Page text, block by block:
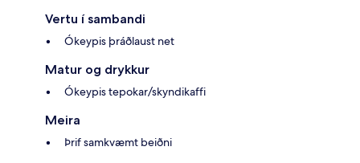
Vertu í sambandi
Ókeypis þráðlaust net
Matur og drykkur
Ókeypis tepokar/skyndikaffi
Meira
Þrif samkvæmt beiðni